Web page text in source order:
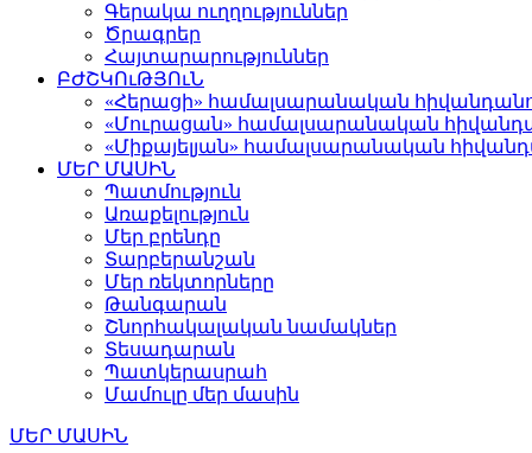
Գերակա ուղղություններ
Ծրագրեր
Հայտարարություններ
ԲԺՇԿՈւԹՅՈւՆ
«Հերացի» համալսարանական
«Մուրացան» համալսարանական
«Միքայելյան» համալսարանական
ՄԵՐ ՄԱՍԻՆ
Պատմություն
Առաքելություն
Մեր բրենդը
Տարբերանշան
Մեր ռեկտորները
Թանգարան
Շնորհակալական նամակներ
Տեսադարան
Պատկերասրահ
Մամուլը մեր մասին
ՄԵՐ ՄԱՍԻՆ